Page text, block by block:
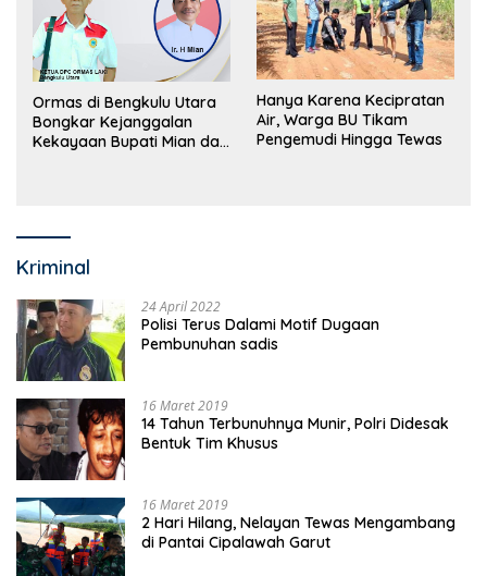
Ormas di Bengkulu Utara
Bongkar Kejanggalan
Kekayaan Bupati Mian dan
Hanya Karena Kecipratan
Air, Warga BU Tikam
Pengemudi Hingga Tewas
Kriminal
24 April 2022
Polisi Terus Dalami Motif Dugaan
Pembunuhan sadis
16 Maret 2019
14 Tahun Terbunuhnya Munir, Polri Didesak
Bentuk Tim Khusus
16 Maret 2019
2 Hari Hilang, Nelayan Tewas Mengambang
di Pantai Cipalawah Garut